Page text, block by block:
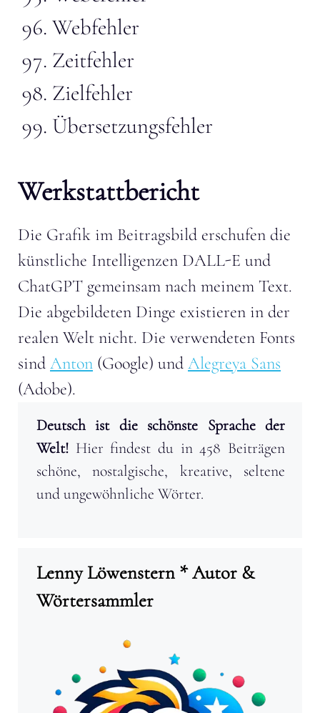
Webfehler
Zeitfehler
Zielfehler
Übersetzungsfehler
Werkstattbericht
Die Grafik im Beitragsbild erschufen die
künstliche Intelligenzen DALL-E und
ChatGPT gemeinsam nach meinem Text.
Die abgebildeten Dinge existieren in der
realen Welt nicht. Die verwendeten Fonts
sind Anton (Google) und Alegreya Sans
(Adobe).
Deutsch ist die schönste Sprache der
Welt! Hier findest du in 458 Beiträgen
schöne, nostalgische, kreative, seltene
und ungewöhnliche Wörter.
Lenny Löwenstern * Autor &
Wörtersammler